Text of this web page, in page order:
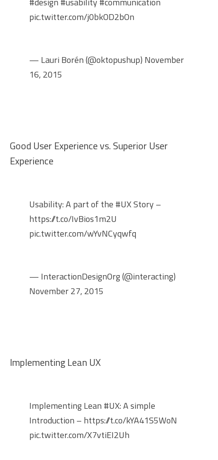
pic.twitter.com/j0bkOD2bOn
— Lauri Borén (@oktopushup) November
16, 2015
Good User Experience vs. Superior User
Experience
Usability: A part of the #UXStory –
https://t.co/IvBios1m2U
pic.twitter.com/wYvNCyqwfq
— InteractionDesignOrg (@interacting)
November 27, 2015
Implementing Lean UX
Implementing Lean #UX: A simple
Introduction – https://t.co/kYA41S5WoN
pic.twitter.com/X7vtiEI2Uh